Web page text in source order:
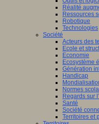
Réalité
Ressources
Robotique
Technologies
Société
Acteurs des
Ecole et
Economie
Ecosystème
Génération
Handicap
Normes
Regards sur
Santé
Société
Territoires et